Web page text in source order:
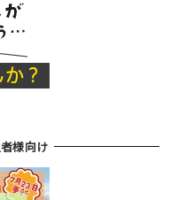
様向け